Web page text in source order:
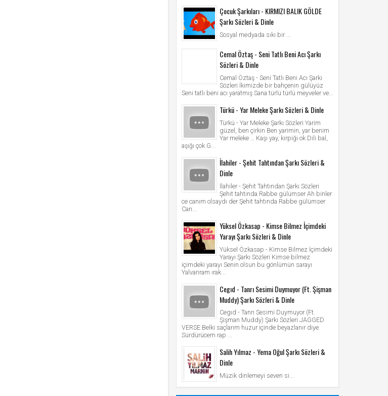
Çocuk Şarkıları - KIRMIZI BALIK GÖLDE
Şarkı Sözleri & Dinle
Sosyal medyada sıkı bir ...
Cemal Öztaş - Seni Tatlı Beni Acı Şarkı
Sözleri & Dinle
Cemal Öztaş - Seni Tatlı Beni Acı Şarkı
Sözleri İkimizde bir bahçenin gülüyüz
Seni tatlı beni acı yaratmış Sana türlü türlü meyveler ve...
Türkü - Yar Meleke Şarkı Sözleri & Dinle
Türkü - Yar Meleke Şarkı Sözleri Yarim
güzel, ben çirkin Ben yarimin, yar benim
Yar meleke … Kaşı yay, kirpiği ok Dili bal,
aşığı çok G...
İlahiler - Şehit Tahtından Şarkı Sözleri &
Dinle
İlahiler - Şehit Tahtından Şarkı Sözleri
Şehit tahtında Rabbe gülümser Ah binler
ce canım olsaydı der Şehit tahtında Rabbe gülümser
Can...
Yüksel Özkasap - Kimse Bilmez İçimdeki
Yarayı Şarkı Sözleri & Dinle
Yüksel Özkasap - Kimse Bilmez İçimdeki
Yarayı Şarkı Sözleri Kimse bilmez
içimdeki yarayı Senin olsun bu gönlümün sarayı
Yalvarıram ırak...
Cegıd - Tanrı Sesimi Duymuyor (Ft. Şişman
Muddy) Şarkı Sözleri & Dinle
Cegıd - Tanrı Sesimi Duymuyor (Ft.
Şişman Muddy) Şarkı Sözleri JAGGED
VERSE Belki saçlarım huzur içinde beyazlanır diye
Sürdürücem rap ...
Salih Yılmaz - Yema Oğul Şarkı Sözleri &
Dinle
Müzik dinlemeyi seven si...